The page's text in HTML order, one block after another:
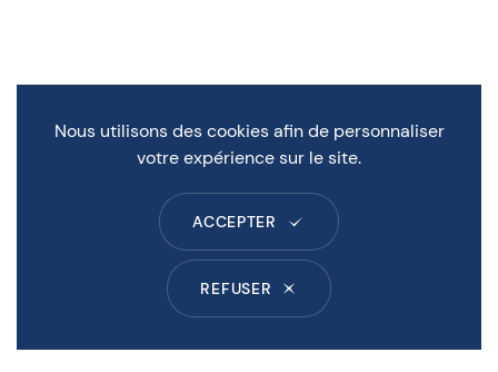
Nous utilisons des cookies afin de personnaliser
votre expérience sur le site.
ACCEPTER
REFUSER